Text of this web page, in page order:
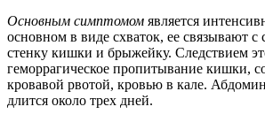
Основным симптомом является
основном в виде схваток, ее связывают с
стенку кишки и брыжейку. Следствием
геморрагическое пропитывание кишки,
кровавой рвотой, кровью в кале.
длится около трех дней.